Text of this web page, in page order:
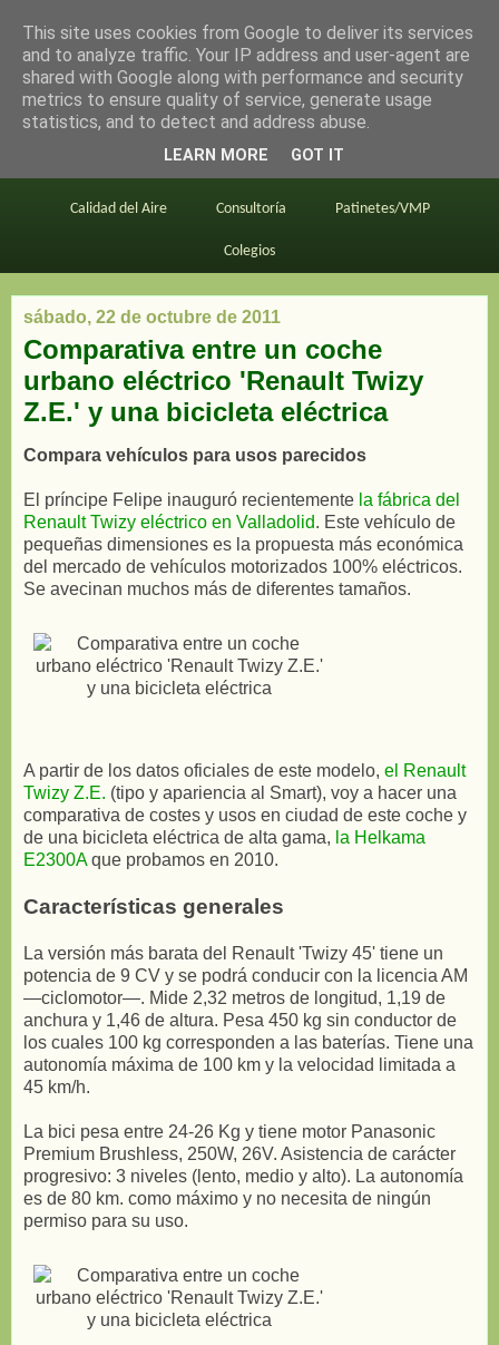
en bici por madrid
Este blog BiciMAD Primeros consejos
Calidad del Aire Consultoría Patinetes/VMP
Colegios
sábado, 22 de octubre de 2011
Comparativa entre un coche
urbano eléctrico 'Renault Twizy
Z.E.' y una bicicleta eléctrica
Compara vehículos para usos parecidos
El príncipe Felipe inauguró recientemente la fábrica del
Renault Twizy eléctrico en Valladolid. Este vehículo de
pequeñas dimensiones es la propuesta más económica
del mercado de vehículos motorizados 100% eléctricos.
Se avecinan muchos más de diferentes tamaños.
A partir de los datos oficiales de este modelo, el Renault
Twizy Z.E. (tipo y apariencia al Smart), voy a hacer una
comparativa de costes y usos en ciudad de este coche y
de una bicicleta eléctrica de alta gama, la Helkama
E2300Aque probamos en 2010.
Características generales
La versión más barata del Renault 'Twizy 45' tiene un
potencia de 9 CV y se podrá conducir con la licencia AM
—ciclomotor—. Mide 2,32 metros de longitud, 1,19 de
anchura y 1,46 de altura. Pesa 450 kg sin conductor de
los cuales 100 kg corresponden a las baterías. Tiene una
autonomía máxima de 100 km y la velocidad limitada a
45 km/h.
La bici pesa entre 24-26 Kg y tiene motor Panasonic
Premium Brushless, 250W, 26V. Asistencia de carácter
progresivo: 3 niveles (lento, medio y alto). La autonomía
es de 80 km. como máximo y no necesita de ningún
permiso para su uso.
This site uses cookies from Google to deliver its services
and to analyze traffic. Your IP address and user-agent are
shared with Google along with performance and security
metrics to ensure quality of service, generate usage
statistics, and to detect and address abuse.
LEARN MORE GOT IT